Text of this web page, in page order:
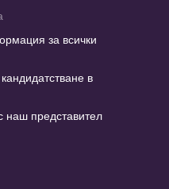
за всички
в
представител